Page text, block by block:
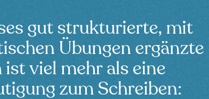
gut strukturierte, mit
Übungen ergänzte
ist viel mehr als eine
zum Schreiben: